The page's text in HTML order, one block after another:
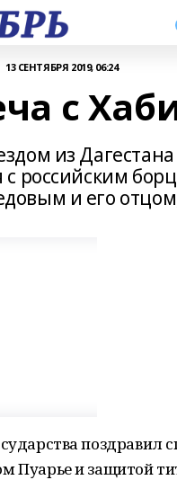
13 СЕНТЯБРЯ 2019, 06:24
с
из
с российским
и его
поздравил
Пуарье и защитой